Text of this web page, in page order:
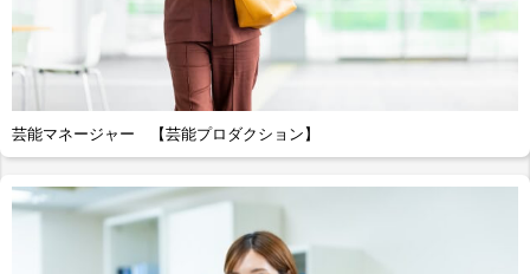
芸能マネージャー 【芸能プロダクション】